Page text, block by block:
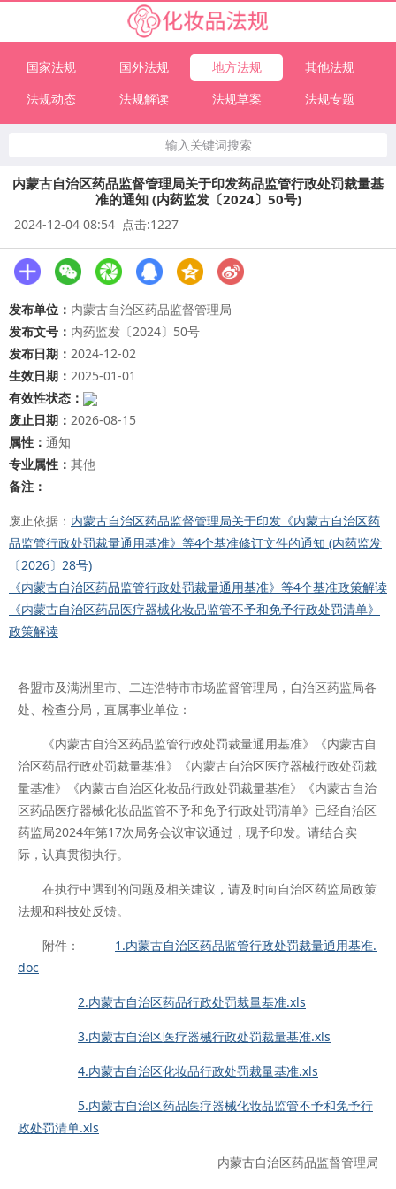
国家法规 国外法规 地方法规
其他法规
法规动态
法规解读 法规草案 法规专题
输入关键词搜索
内蒙古自治区药品监督管理局关于印发药品监管行政处罚裁量基
准的通知 (内药监发〔2024〕50号)
2024-12-04 08:54 点击:1227
发布单位： 内蒙古自治区药品监督管理局
发布文号： 内药监发〔2024〕50号
发布日期： 2024-12-02
生效日期： 2025-01-01
有效性状态：
废止日期： 2026-08-15
属性： 通知
专业属性： 其他
备注：
废止依据： 内蒙古自治区药品监督管理局关于印发《内蒙古自治区药
品监管行政处罚裁量通用基准》等4个基准修订文件的通知 (内药监发
〔2026〕28号)
《内蒙古自治区药品监管行政处罚裁量通用基准》等4个基准政策解读
《内蒙古自治区药品医疗器械化妆品监管不予和免予行政处罚清单》
政策解读
各盟市及满洲里市、二连浩特市市场监督管理局，自治区药监局各
处、检查分局，直属事业单位：
《内蒙古自治区药品监管行政处罚裁量通用基准》《内蒙古自
治区药品行政处罚裁量基准》《内蒙古自治区医疗器械行政处罚裁
量基准》《内蒙古自治区化妆品行政处罚裁量基准》《内蒙古自治
区药品医疗器械化妆品监管不予和免予行政处罚清单》已经自治区
药监局2024年第17次局务会议审议通过，现予印发。请结合实
际，认真贯彻执行。
在执行中遇到的问题及相关建议，请及时向自治区药监局政策
法规和科技处反馈。
附件：
1.内蒙古自治区药品监管行政处罚裁量通用基准.
doc
2.内蒙古自治区药品行政处罚裁量基准.xls
3.内蒙古自治区医疗器械行政处罚裁量基准.xls
4.内蒙古自治区化妆品行政处罚裁量基准.xls
5.内蒙古自治区药品医疗器械化妆品监管不予和免予行
政处罚清单.xls
内蒙古自治区药品监督管理局